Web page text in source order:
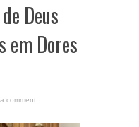
Deus
em Dores
comment